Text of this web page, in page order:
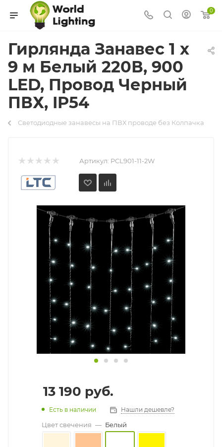
0
Гирлянда Занавес 1 x
9 м Белый 220В, 900
LED, Провод Черный
ПВХ, IP54
Светодиодные занавесы на ПВХ проводе без Колпачка
Артикул: PCL901-11-2W
13 190 руб.
Есть в наличии Нашли дешевле?
Цвет свечения — Белый